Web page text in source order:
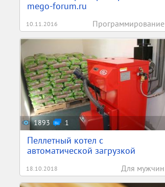
mego-forum.ru
10.11.2016 Программирование
1893 1
Пеллетный котел с
автоматической загрузкой
18.10.2018 Для мужчин